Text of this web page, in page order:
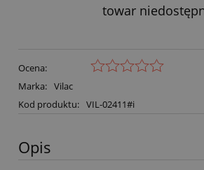
towar
Ocena:
Marka: Vilac
Kod produktu: VIL-02411#i
Opis